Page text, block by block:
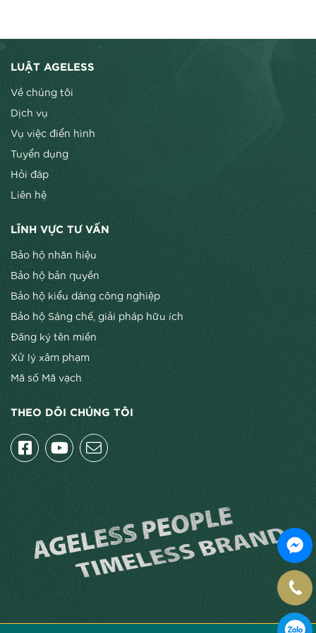
LUẬT AGELESS
Về chúng tôi
Dịch vụ
Vụ việc điển hình
Tuyển dụng
Hỏi đáp
Liên hệ
LĨNH VỰC TƯ VẤN
Bảo hộ nhãn hiệu
Bảo hộ bản quyền
Bảo hộ kiểu dáng công nghiệp
Bảo hộ Sáng chế, giải pháp hữu ích
Đăng ký tên miền
Xử lý xâm phạm
Mã số Mã vạch
THEO DÕI CHÚNG TÔI